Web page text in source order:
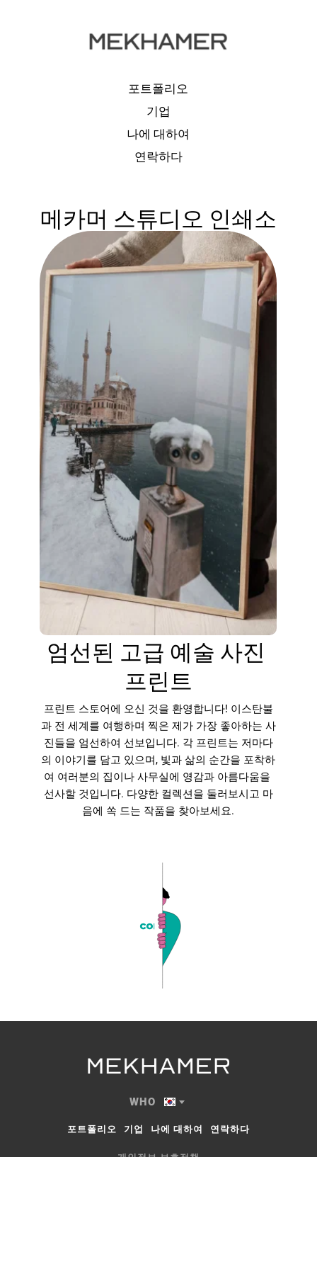
포트폴리오
기업
나에 대하여
연락하다
메카머 스튜디오 인쇄소
엄선된 고급 예술 사진
프린트
프린트 스토어에 오신 것을 환영합니다! 이스탄불
과 전 세계를 여행하며 찍은 제가 가장 좋아하는 사
진들을 엄선하여 선보입니다. 각 프린트는 저마다
의 이야기를 담고 있으며, 빛과 삶의 순간을 포착하
여 여러분의 집이나 사무실에 영감과 아름다움을
선사할 것입니다. 다양한 컬렉션을 둘러보시고 마
음에 쏙 드는 작품을 찾아보세요.
WHO
포트폴리오 기업 나에 대하여 연락하다
개인정보 보호정책